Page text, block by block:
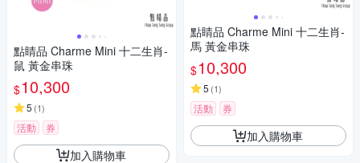
點睛品 Charme Mini 十二生肖-
鼠 黃金串珠
$10,300
5 (1)
活動 券
加入購物車
點睛品 Charme Mini 十二生肖-
馬 黃金串珠
$10,300
5 (1)
活動 券
加入購物車